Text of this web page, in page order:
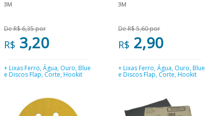
3M
De R$ 6,35 por
R$ 3,20
+ Lixas Ferro, Água, Ouro, Blue
e Discos Flap, Corte, Hookit
3M
De R$ 5,60 por
R$ 2,90
+ Lixas Ferro, Água, Ouro, Blue
e Discos Flap, Corte, Hookit